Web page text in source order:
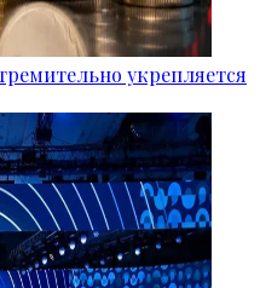
укрепляется